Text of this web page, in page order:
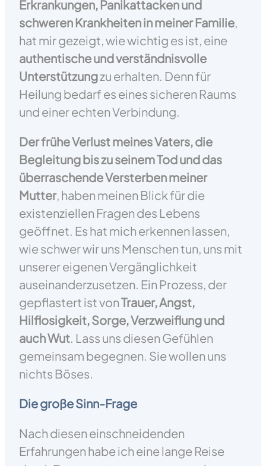
Erkrankungen, Panikattacken und
schweren Krankheiten in meiner Familie,
hat mir gezeigt, wie wichtig es ist, eine
authentische und verständnisvolle
Unterstützungzu erhalten. Denn für
Heilung bedarf es eines sicheren Raums
und einer echten Verbindung.
Der frühe Verlust meines Vaters, die
Begleitung bis zu seinem Tod und das
überraschende Versterben meiner
Mutter, haben meinen Blick für die
existenziellen Fragen des Lebens
geöffnet. Es hat mich erkennen lassen,
wie schwer wir uns Menschen tun, uns mit
unserer eigenen Vergänglichkeit
auseinanderzusetzen. Ein Prozess, der
gepflastert ist vonTrauer, Angst,
Hilflosigkeit, Sorge, Verzweiflung und
auch Wut. Lass uns diesen Gefühlen
gemeinsam begegnen. Sie wollen uns
nichts Böses.
Die große Sinn-Frage
Nach diesen einschneidenden
Erfahrungen habe ich eine lange Reise